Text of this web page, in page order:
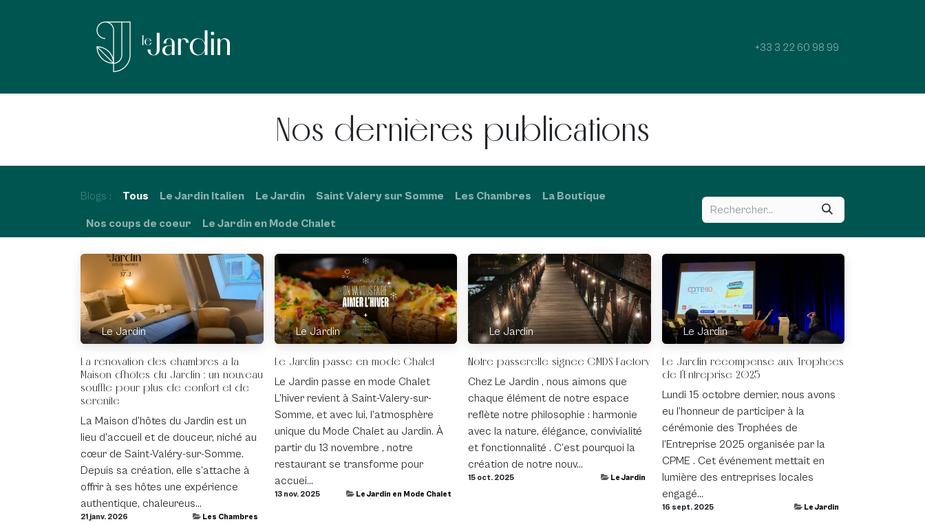
Blog
+33 3 22 60 98 99
Nos dernières publications
Blogs : Tous Le Jardin Italien Le Jardin Saint Valery sur Somme Les Chambres La Boutique
Nos coups de coeur Le Jardin en Mode Chalet
Le Jardin
La rénovation des chambres à la
Maison d’hôtes du Jardin : un nouveau
souffle pour plus de confort et de
sérénité
La Maison d’hôtes du Jardin est un
lieu d’accueil et de douceur, niché au
cœur de Saint-Valéry-sur-Somme.
Depuis sa création, elle s’attache à
offrir à ses hôtes une expérience
authentique, chaleureus...
21 janv. 2026 Les Chambres
Le Jardin
Le Jardin passe en mode Chalet
Le Jardin passe en mode Chalet
L’hiver revient à Saint-Valery-sur-
Somme, et avec lui, l’atmosphère
unique du Mode Chalet au Jardin. À
partir du 13 novembre , notre
restaurant se transforme pour
accuei...
13 nov. 2025 Le Jardin en Mode Chalet
Le Jardin
Notre passerelle signée CMDS Factory
Chez Le Jardin , nous aimons que
chaque élément de notre espace
reflète notre philosophie : harmonie
avec la nature, élégance, convivialité
et fonctionnalité . C’est pourquoi la
création de notre nouv...
15 oct. 2025 Le Jardin
Le Jardin
Le Jardin récompensé aux Trophées
de l’Entreprise 2025
Lundi 15 octobre dernier, nous avons
eu l’honneur de participer à la
cérémonie des Trophées de
l’Entreprise 2025 organisée par la
CPME . Cet événement mettait en
lumière des entreprises locales
engagé...
16 sept. 2025 Le Jardin